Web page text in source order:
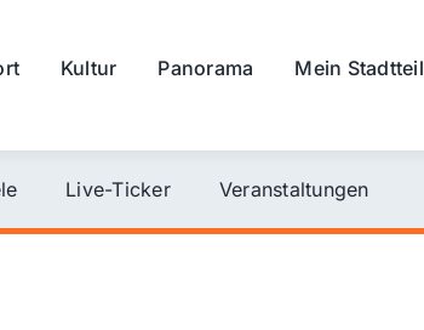
Kultur Panorama
Mein Stadtteil
Live-Ticker Veranstaltungen